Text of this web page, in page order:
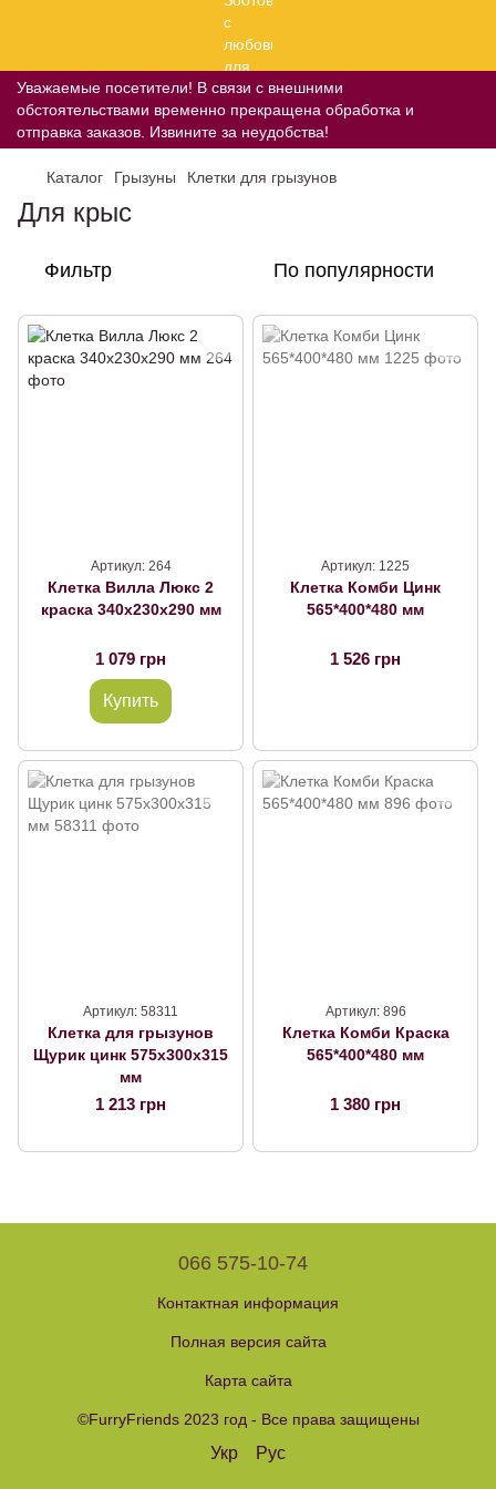
Уважаемые посетители! В связи с внешними
обстоятельствами временно прекращена обработка и
отправка заказов. Извините за неудобства!
Каталог Грызуны Клетки для грызунов
Для крыс
Фильтр По популярности
Артикул: 264
Клетка Вилла Люкс 2
краска 340х230х290 мм
1 079 грн
Купить
Артикул: 1225
Клетка Комби Цинк
565*400*480 мм
1 526 грн
Артикул: 58311
Клетка для грызунов
Щурик цинк 575х300х315
мм
1 213 грн
Артикул: 896
Клетка Комби Краска
565*400*480 мм
1 380 грн
066 575-10-74
Контактная информация
Полная версия сайта
Карта сайта
©FurryFriends 2023 год - Все права защищены
Укр Рус